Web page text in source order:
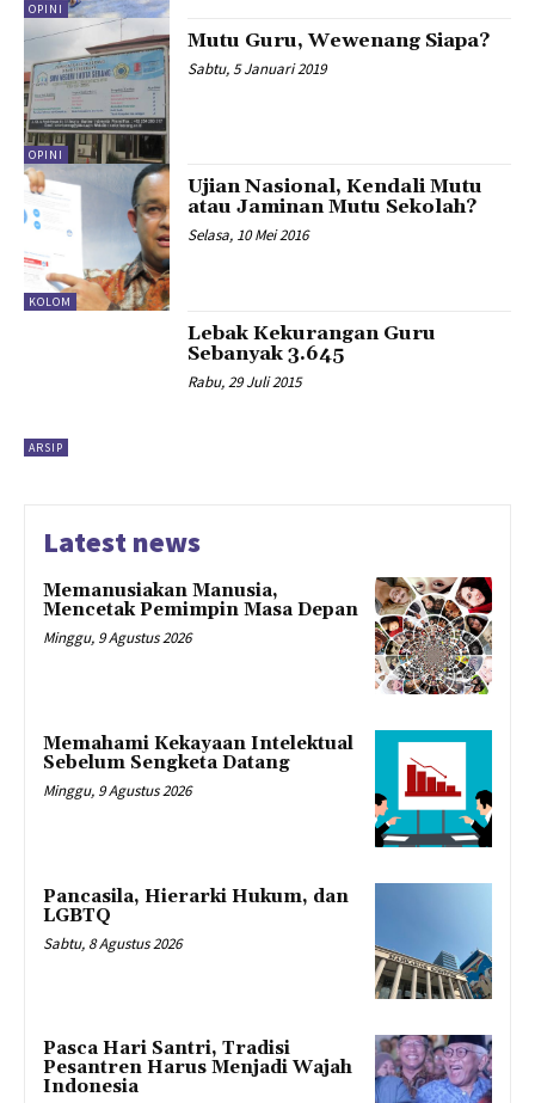
OPINI
OPINI
Mutu Guru, Wewenang Siapa?
Sabtu, 5 Januari 2019
KOLOM
Ujian Nasional, Kendali Mutu
atau Jaminan Mutu Sekolah?
Selasa, 10 Mei 2016
ARSIP
Lebak Kekurangan Guru
Sebanyak 3.645
Rabu, 29 Juli 2015
Latest news
Memanusiakan Manusia,
Mencetak Pemimpin Masa Depan
Minggu, 9 Agustus 2026
Memahami Kekayaan Intelektual
Sebelum Sengketa Datang
Minggu, 9 Agustus 2026
Pancasila, Hierarki Hukum, dan
LGBTQ
Sabtu, 8 Agustus 2026
Pasca Hari Santri, Tradisi
Pesantren Harus Menjadi Wajah
Indonesia